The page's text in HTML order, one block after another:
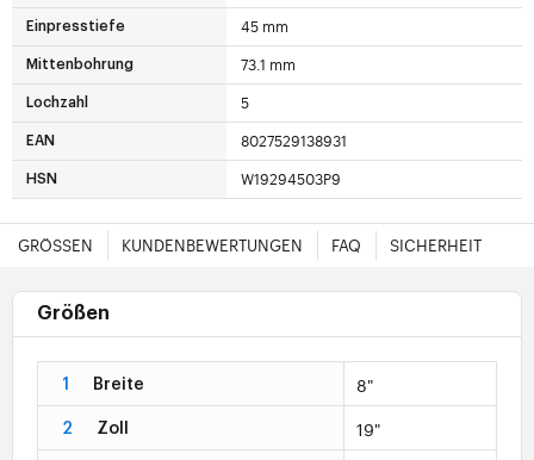
Einpresstiefe 45 mm
Mittenbohrung 73.1 mm
Lochzahl 5
EAN 8027529138931
HSN W19294503P9
GRÖSSEN KUNDENBEWERTUNGEN FAQ SICHERHEIT
Größen
1 Breite 8"
2 Zoll 19"